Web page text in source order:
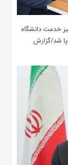
خدمت دانشگاه
شد/گزارش